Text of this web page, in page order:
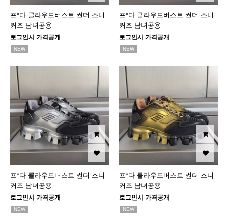
프*다 클라우드버스트 썬더 스니
커즈 남녀공용
로그인시 가격공개
NEW
프*다 클라우드버스트 썬더 스니
커즈 남녀공용
로그인시 가격공개
NEW
프*다 클라우드버스트 썬더 스니
커즈 남녀공용
로그인시 가격공개
NEW
프*다 클라우드버스트 썬더 스니
커즈 남녀공용
로그인시 가격공개
NEW